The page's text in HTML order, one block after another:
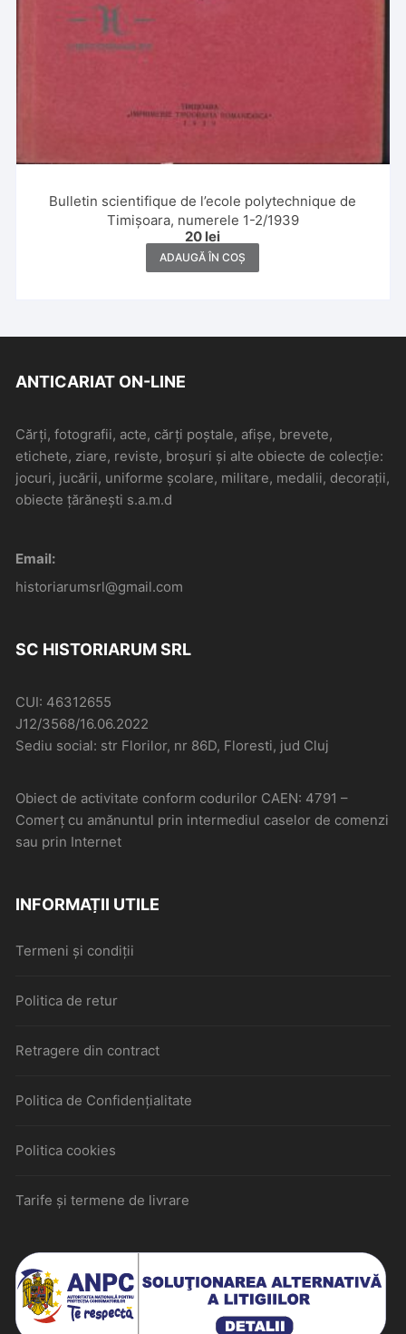
Bulletin scientifique de l’ecole polytechnique de
Timișoara, numerele 1-2/1939
20 lei
ADAUGĂ ÎN COȘ
ANTICARIAT ON-LINE
Cărți, fotografii, acte, cărți poștale, afișe, brevete,
etichete, ziare, reviste, broșuri și alte obiecte de colecție:
jocuri, jucării, uniforme școlare, militare, medalii, decorații,
obiecte țărănești s.a.m.d
Email:
historiarumsrl@gmail.com
SC HISTORIARUM SRL
CUI: 46312655
J12/3568/16.06.2022
Sediu social: str Florilor, nr 86D, Floresti, jud Cluj
Obiect de activitate conform codurilor CAEN: 4791 –
Comerţ cu amănuntul prin intermediul caselor de comenzi
sau prin Internet
INFORMAȚII UTILE
Termeni și condiții
Politica de retur
Retragere din contract
Politica de Confidențialitate
Politica cookies
Tarife și termene de livrare